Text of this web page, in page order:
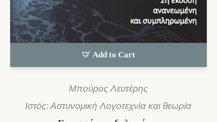
Add to Cart
Μπούρος Λευτέρης
Ιστός: Αστυνομική Λογοτεχνία και θεωρία